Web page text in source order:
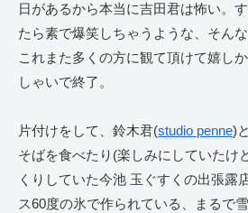
日があるから本当に吉田君は怖い。
たら素で爆笑しちゃうような、そんな
これまた多くの方に観て頂けて嬉し
しゃいで終了。
片付けをして、鈴木君(studio penne)
そばを食べたり(楽しみにしていたけ
くりしていた今池 玉ぐすくの出張露
ス60度の氷で作られている、まるで